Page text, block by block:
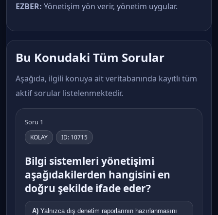
EZBER: Yönetişim yön verir, yönetim uygular.
Bu Konudaki Tüm Sorular
Aşağıda, ilgili konuya ait veritabanında kayıtlı tüm
aktif sorular listelenmektedir.
Soru 1
KOLAY ID: 10715
Bilgi sistemleri yönetişimi
aşağıdakilerden hangisini en
doğru şekilde ifade eder?
A) Yalnızca dış denetim raporlarının hazırlanmasını